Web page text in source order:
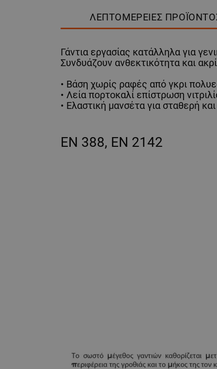
ΛΕΠΤΟΜΈΡΕΙΕΣ
Γάντια εργασίας κατάλληλα για
Συνδυάζουν ανθεκτικότητα και
• Βάση χωρίς ραφές από γκρι
• Λεία πορτοκαλί επίστρωση
• Ελαστική μανσέτα για σταθερή
EN 388, EN 2142